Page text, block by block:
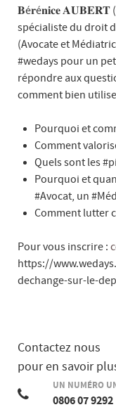
𝐁é𝐫é𝐧𝐢𝐜𝐞 𝐀𝐔𝐁𝐄𝐑𝐓
spécialiste du droit
(Avocate et
#wedays pour un
répondre aux
comment bien
Pourquoi et
Comment
Quels sont les
Pourquoi et
#Avocat, un
Comment lutter
Pour vous inscrire :
https://
dechange-sur-le-
Contactez nous
pour en savoir
UN NUMÉRO
0806 07 9292